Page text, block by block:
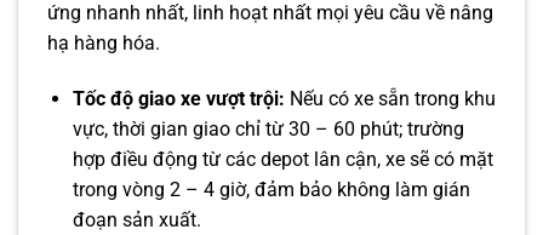
ứng nhanh nhất, linh hoạt nhất mọi yêu cầu về nâng
hạ hàng hóa.
Tốc độ giao xe vượt trội: Nếu có xe sẵn trong khu
vực, thời gian giao chỉ từ 30 – 60 phút; trường
hợp điều động từ các depot lân cận, xe sẽ có mặt
trong vòng 2 – 4 giờ, đảm bảo không làm gián
đoạn sản xuất.